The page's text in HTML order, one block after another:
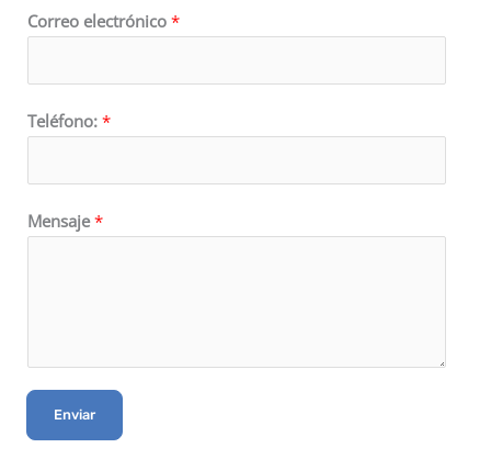
Correo electrónico *
Teléfono: *
Mensaje*
Enviar